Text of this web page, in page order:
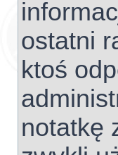
ostatni
ktoś
notatkę